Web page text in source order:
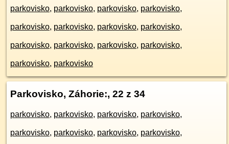
parkovisko, parkovisko, parkovisko, parkovisko,
parkovisko, parkovisko, parkovisko, parkovisko,
parkovisko, parkovisko, parkovisko, parkovisko,
parkovisko, parkovisko
Parkovisko, Záhorie:, 22 z 34
parkovisko, parkovisko, parkovisko, parkovisko,
parkovisko, parkovisko, parkovisko, parkovisko,